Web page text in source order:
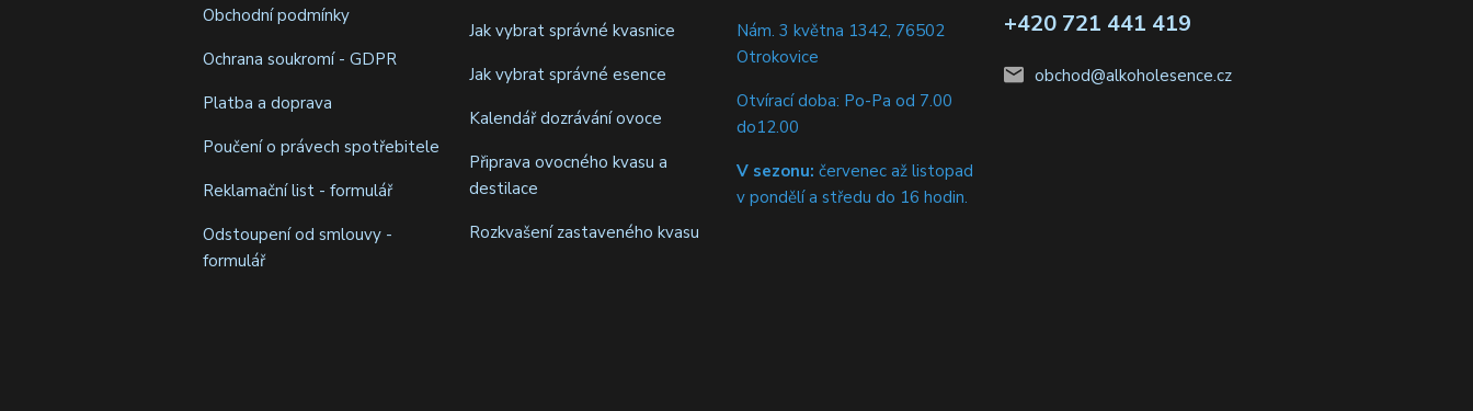
Obchodní podmínky
Ochrana soukromí - GDPR
Platba a doprava
Poučení o právech spotřebitele
Reklamační list - formulář
Odstoupení od smlouvy -
formulář
Jak vybrat správné kvasnice
Jak vybrat správné esence
Kalendář dozrávání ovoce
Připrava ovocného kvasu a
destilace
Rozkvašení zastaveného kvasu
Nám. 3 května 1342, 76502
Otrokovice
Otvírací doba: Po-Pa od 7.00
do12.00
V sezonu: červenec až listopad
v pondělí a středu do 16 hodin.
+420 721 441 419
obchod@alkoholesence.cz